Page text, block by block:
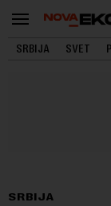
SRBIJA SVET
SRBIJA